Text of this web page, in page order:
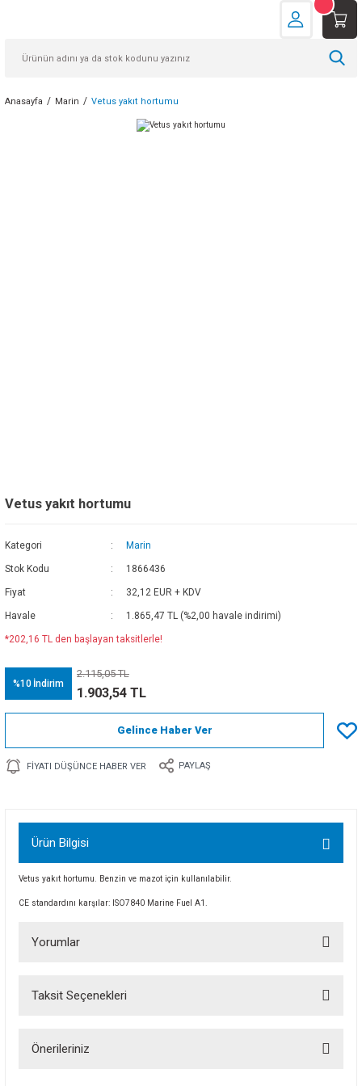
Anasayfa Marin Vetus yakıt hortumu
Vetus yakıt hortumu
Kategori Marin
Stok Kodu 1866436
Fiyat 32,12 EUR + KDV
Havale 1.865,47 TL (%2,00 havale indirimi)
*202,16 TL den başlayan taksitlerle!
%10 İndirim
2.115,05 TL
1.903,54 TL
Gelince Haber Ver
FIYATI DÜŞÜNCE HABER VER PAYLAŞ
Ürün Bilgisi
Vetus yakıt hortumu. Benzin ve mazot için kullanılabilir.
CE standardını karşılar: ISO7840 Marine Fuel A1.
Yorumlar
Taksit Seçenekleri
Önerileriniz